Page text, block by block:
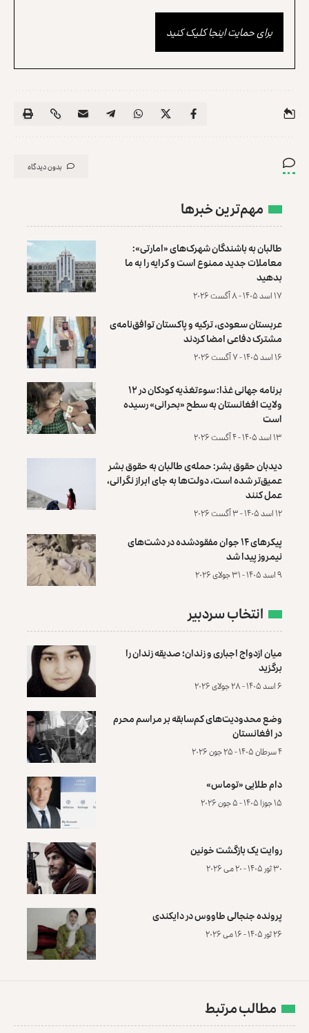
برای حمایت اینجا کلیک کنید
بدون دیدگاه
مهم‌ترین خبرها
طالبان به باشندگان شهرک‌های «امارتی»:
معاملات جدید ممنوع است و کرایه را به ما
بدهید
۱۷ اسد ۱۴۰۵ - ۸ آگست ۲۰۲۶
عربستان سعودی، ترکیه و پاکستان توافق‌نامه‌ی
مشترک دفاعی امضا کردند
۱۶ اسد ۱۴۰۵ - ۷ آگست ۲۰۲۶
برنامه جهانی غذا: سوءتغذیه کودکان در ۱۲
ولایت افغانستان به سطح «بحرانی» رسیده
است
۱۳ اسد ۱۴۰۵ - ۴ آگست ۲۰۲۶
دیدبان حقوق بشر: حمله‌ی طالبان به حقوق بشر
عمیق‌تر شده است، دولت‌ها به جای ابراز نگرانی،
عمل کنند
۱۲ اسد ۱۴۰۵ - ۳ آگست ۲۰۲۶
پیکرهای ۱۴ جوان مفقودشده در دشت‌های
نیمروز پیدا شد
۹ اسد ۱۴۰۵ - ۳۱ جولای ۲۰۲۶
انتخاب سردبیر
میان ازدواج اجباری و زندان؛ صدیقه زندان را
برگزید
۶ اسد ۱۴۰۵ - ۲۸ جولای ۲۰۲۶
وضع محدودیت‌های کم‌سابقه بر مراسم محرم
در افغانستان
۴ سرطان ۱۴۰۵ - ۲۵ جون ۲۰۲۶
دام طلایی «توماس»
۱۵ جوزا ۱۴۰۵ - ۵ جون ۲۰۲۶
روایت یک بازگشت خونین
۳۰ ثور ۱۴۰۵ - ۲۰ می ۲۰۲۶
پرونده‌ جنجالی طاووس در دایکندی
۲۶ ثور ۱۴۰۵ - ۱۶ می ۲۰۲۶
مطالب مرتبط